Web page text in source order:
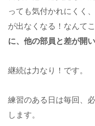
っても気付かれにくく
が出なくなる！なんて
に、他の部員と差が開
継続は力なり！です。
練習のある日は毎回、
します。